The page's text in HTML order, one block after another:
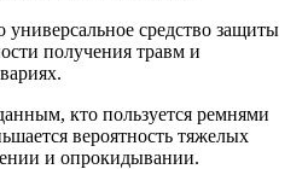
универсальное средство защиты
получения травм и
кто пользуется ремнями
вероятность тяжелых
и опрокидывании.